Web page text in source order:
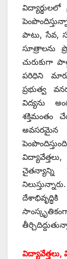
పాటు, సేవ,
సూత్రాలను
చురుకుగా
పరిధిని
ప్రభుత్వ
విద్యను
అవసరమైన